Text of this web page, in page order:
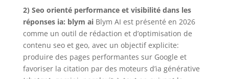
2) Seo orienté performance et visibilité dans les
réponses ia: blym aiBlym AI est présenté en 2026
comme un outil de rédaction et d’optimisation de
contenu seo et geo, avec un objectif explicite:
produire des pages performantes sur Google et
favoriser la citation par des moteurs d’ia générative